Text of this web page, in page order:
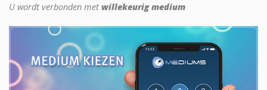
U wordt verbonden met willekeurig medium